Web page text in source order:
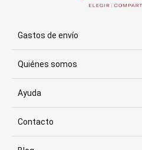
Gastos de envío
Quiénes somos
Ayuda
Contacto